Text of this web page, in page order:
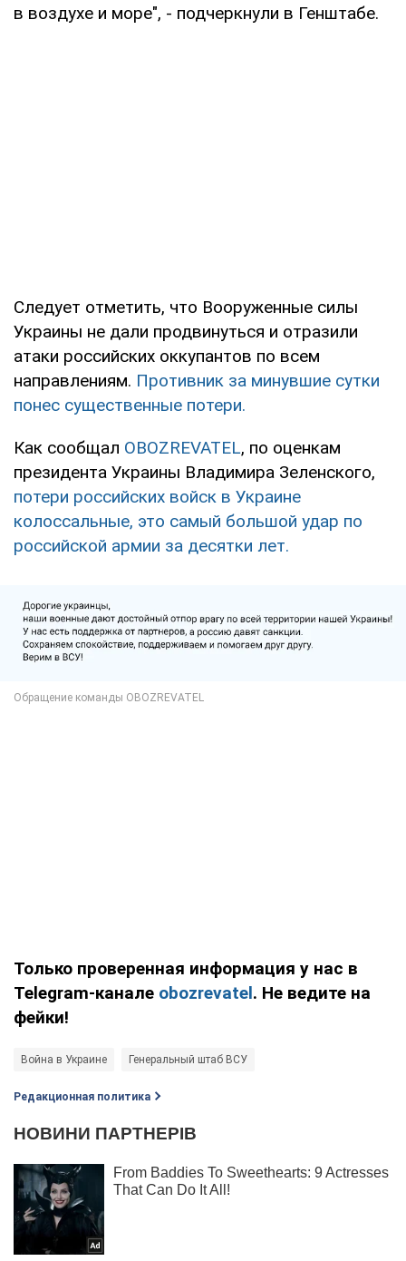
в воздухе и море", - подчеркнули в Генштабе.
Следует отметить, что Вооруженные силы
Украины не дали продвинуться и отразили
атаки российских оккупантов по всем
направлениям. Противник за минувшие сутки
понес существенные потери.
Как сообщал OBOZREVATEL, по оценкам
президента Украины Владимира Зеленского,
потери российских войск в Украине
колоссальные, это самый большой удар по
российской армии за десятки лет.
Только проверенная информация у нас в
Telegram-канале obozrevatel. Не ведите на
фейки!
Война в Украине Генеральный штаб ВСУ
Редакционная политика